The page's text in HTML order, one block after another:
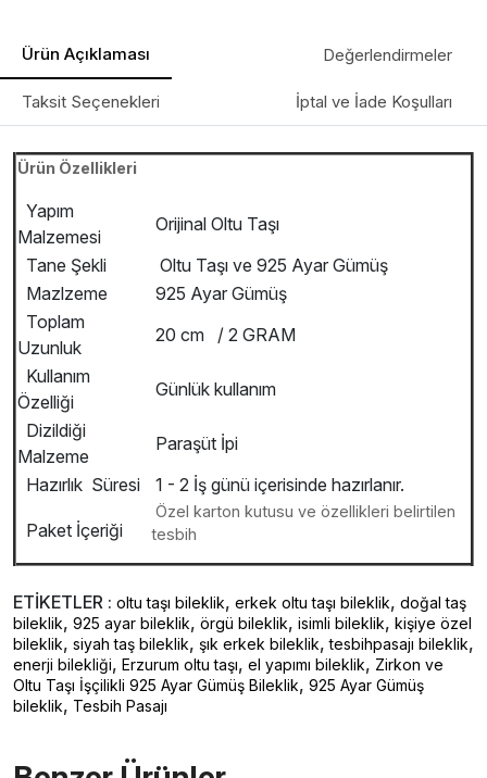
Ürün Açıklaması Değerlendirmeler
Taksit Seçenekleri İptal ve İade Koşulları
Ürün Özellikleri
Yapım
Malzemesi
Orijinal Oltu Taşı
Tane Şekli
Oltu Taşı ve 925 Ayar Gümüş
Mazlzeme
925 Ayar Gümüş
Toplam
Uzunluk
20 cm / 2 GRAM
Kullanım
Özelliği
Günlük kullanım
Dizildiği
Malzeme
Paraşüt İpi
Hazırlık Süresi
1 - 2 İş günü içerisinde hazırlanır.
Paket İçeriği
Özel karton kutusu ve özellikleri belirtilen
tesbih
ETİKETLER : oltu taşı bileklik, erkek oltu taşı bileklik, doğal taş
bileklik, 925 ayar bileklik, örgü bileklik, isimli bileklik, kişiye özel
bileklik, siyah taş bileklik, şık erkek bileklik,tesbihpasajı bileklik,
enerji bilekliği, Erzurum oltu taşı, el yapımı bileklik, Zirkon ve
Oltu Taşı İşçilikli 925 Ayar Gümüş Bileklik, 925 Ayar Gümüş
bileklik, Tesbih Pasajı